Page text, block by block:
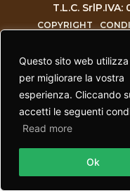
Questo sito web
per migliorare la vostra
esperienza. Cliccando
accetti le seguenti
Read more
Ok
T.L.C. SrlP.IVA:
COPYRIGHT